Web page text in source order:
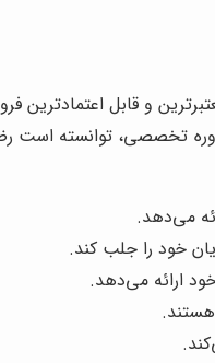
و قابل اعتمادترین
تخصصی، توانسته است
می‌دهد.
خود را جلب کند.
ارائه می‌دهد.